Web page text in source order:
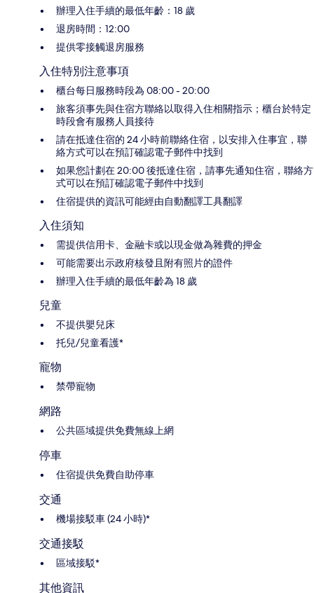
辦理入住手續的最低年齡：18 歲
退房時間：12:00
提供零接觸退房服務
入住特別注意事項
櫃台每日服務時段為 08:00 - 20:00
旅客須事先與住宿方聯絡以取得入住相關指示；櫃台於特定
時段會有服務人員接待
請在抵達住宿的 24 小時前聯絡住宿，以安排入住事宜，聯
絡方式可以在預訂確認電子郵件中找到
如果您計劃在 20:00 後抵達住宿，請事先通知住宿，聯絡方
式可以在預訂確認電子郵件中找到
住宿提供的資訊可能經由自動翻譯工具翻譯
入住須知
需提供信用卡、金融卡或以現金做為雜費的押金
可能需要出示政府核發且附有照片的證件
辦理入住手續的最低年齡為 18 歲
兒童
不提供嬰兒床
托兒/兒童看護*
寵物
禁帶寵物
網路
公共區域提供免費無線上網
停車
住宿提供免費自助停車
交通
機場接駁車 (24 小時)*
交通接駁
區域接駁*
其他資訊